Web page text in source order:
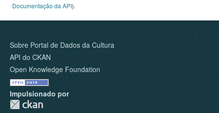
Documentação da API).
Sobre Portal de Dados da Cultura
API do CKAN
Open Knowledge Foundation
Impulsionado por